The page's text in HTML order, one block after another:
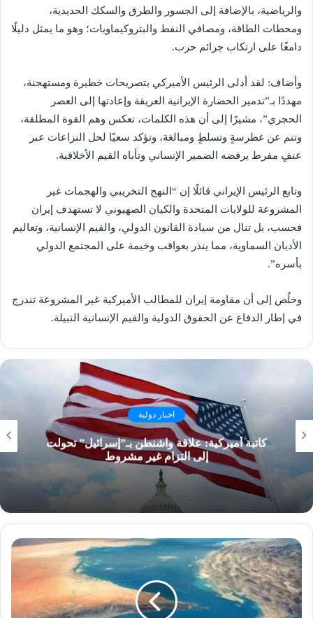
والرياضية، بالإضافة إلى الجسور والطرق والسكك الحديدية،
ومحطات الطاقة، ومصافي النفط والبتروكيماويات؛ وهو ما يمثل دليلًا
دامغًا على ارتكاب جرائم حرب.
وأضاف: لقد أدلى الرئيس الأميركي بتصريحات خطيرة ومستهجنة،
مهددًا بـ”تدمير الحضارة الإيرانية العريقة وإعادتها إلى العصر
الحجري”، مشيرًا إلى أن هذه الكلمات، تعكس وهم القوة المطلقة،
وتنم عن غطرسةٍ وتسلطٍ ومبالغة، وتؤكد سعيًا لحل النزاعات عبر
عنفٍ مفرط يرفضه الضمير الإنساني وتأباه القيم الأخلاقية.
وتابع الرئيس الإيراني قائلًا إن “النهج التخريبي والهجمات غير
المشروعة للولايات المتحدة والكيان الصهيوني لا تستهدف إيران
فحسب، بل تنال من سيادة القانون الدولي، والقيم الإنسانية، وتعاليم
الأديان السماوية، مما ينذر بعواقب وخيمة على المجتمع الدولي
بأسره”.
وخلُص إلى أن مقاومة إيران للمطالب الأميركية غير المشروعة تندرج
في إطار الدفاع عن الحقوق الدولية والقيم الإنسانية النبيلة.
اخبار دولية
كاتبة أميركية: علاقة واشنطن بـ”إسرائيل” تحولت
إلى التزام غير مشروط